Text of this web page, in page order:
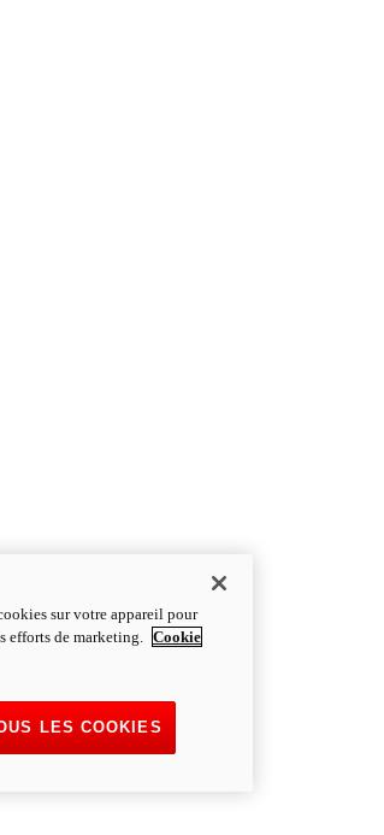
sur votre appareil pour
efforts de marketing. Cookie
LES COOKIES